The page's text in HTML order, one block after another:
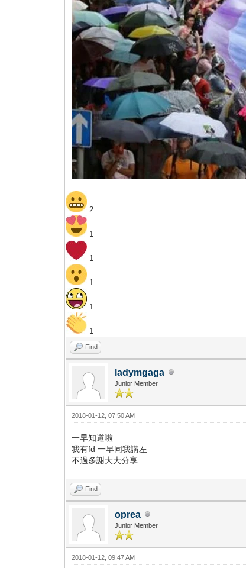
2
1
1
1
1
1
Find
ladymgaga
Junior Member
2018-01-12, 07:50 AM
一早知道啦
我有fd 一早同我講左
不過多謝大大分享
Find
oprea
Junior Member
2018-01-12, 09:47 AM